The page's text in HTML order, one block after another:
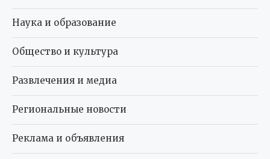
Наука и образование
Общество и культура
Развлечения и медиа
Региональные новости
Реклама и объявления